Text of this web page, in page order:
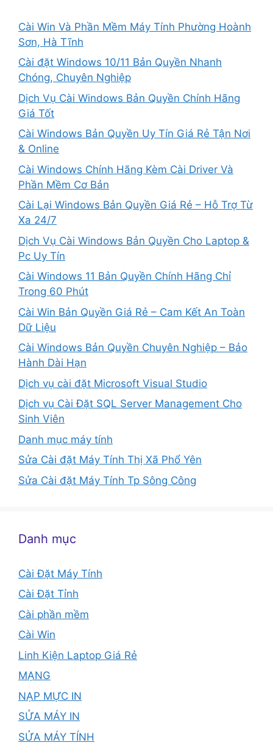
Cài Win Và Phần Mềm Máy Tính Phường Hoành
Sơn, Hà Tĩnh
Cài đặt Windows 10/11 Bản Quyền Nhanh
Chóng, Chuyên Nghiệp
Dịch Vụ Cài Windows Bản Quyền Chính Hãng
Giá Tốt
Cài Windows Bản Quyền Uy Tín Giá Rẻ Tận Nơi
& Online
Cài Windows Chính Hãng Kèm Cài Driver Và
Phần Mềm Cơ Bản
Cài Lại Windows Bản Quyền Giá Rẻ – Hỗ Trợ Từ
Xa 24/7
Dịch Vụ Cài Windows Bản Quyền Cho Laptop &
Pc Uy Tín
Cài Windows 11 Bản Quyền Chính Hãng Chỉ
Trong 60 Phút
Cài Win Bản Quyền Giá Rẻ – Cam Kết An Toàn
Dữ Liệu
Cài Windows Bản Quyền Chuyên Nghiệp – Bảo
Hành Dài Hạn
Dịch vụ cài đặt Microsoft Visual Studio
Dịch vụ Cài Đặt SQL Server Management Cho
Sinh Viên
Danh mục máy tính
Sửa Cài đặt Máy Tính Thị Xã Phổ Yên
Sửa Cài đặt Máy Tính Tp Sông Công
Danh mục
Cài Đặt Máy Tính
Cài Đặt Tỉnh
Cài phần mềm
Cài Win
Linh Kiện Laptop Giá Rẻ
MẠNG
NẠP MỰC IN
SỬA MÁY IN
SỬA MÁY TÍNH